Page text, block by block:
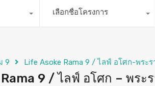
เลือกชื่อโครงการ
9 Life Asoke Rama 9 / ไลฟ์ อโศก-พระร
9 / ไลฟ์ อโศก – พระ